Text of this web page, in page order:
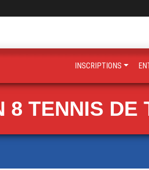
8 TENNIS DE
INSCRIPTIONS